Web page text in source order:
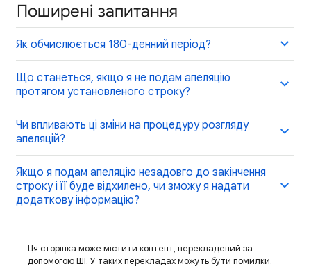
Поширені запитання
Як обчислюється 180-денний період?
Що станеться, якщо я не подам апеляцію
протягом установленого строку?
Чи впливають ці зміни на процедуру розгляду
апеляцій?
Якщо я подам апеляцію незадовго до закінчення
строку і її буде відхилено, чи зможу я надати
додаткову інформацію?
Ця сторінка може містити контент, перекладений за
допомогою ШІ. У таких перекладах можуть бути помилки.